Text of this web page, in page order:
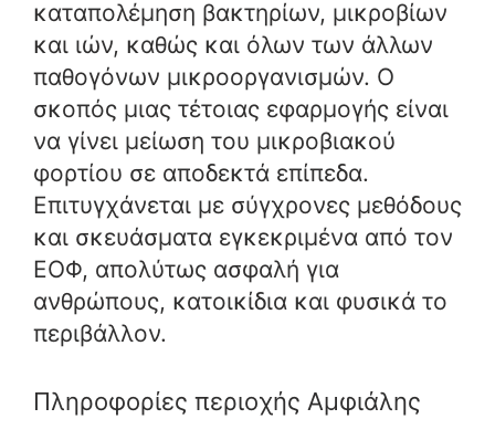
καταπολέμηση βακτηρίων, μικροβίων
και ιών, καθώς και όλων των άλλων
παθογόνων μικροοργανισμών. Ο
σκοπός μιας τέτοιας εφαρμογής είναι
να γίνει μείωση του μικροβιακού
φορτίου σε αποδεκτά επίπεδα.
Επιτυγχάνεται με σύγχρονες μεθόδους
και σκευάσματα εγκεκριμένα από τον
ΕΟΦ, απολύτως ασφαλή για
ανθρώπους, κατοικίδια και φυσικά το
περιβάλλον.
Πληροφορίες περιοχής Αμφιάλης